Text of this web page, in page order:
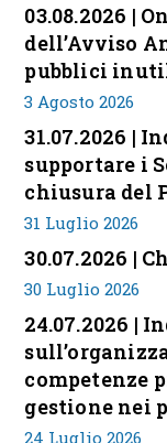
03.08.2026 |
dell’Avviso
pubblici
3 Agosto 2026
31.07.2026 |
supportare i
chiusura del
31 Luglio 2026
30.07.2026 |
30 Luglio 2026
24.07.2026 |
competenze
gestione nei
24 Luglio 2026